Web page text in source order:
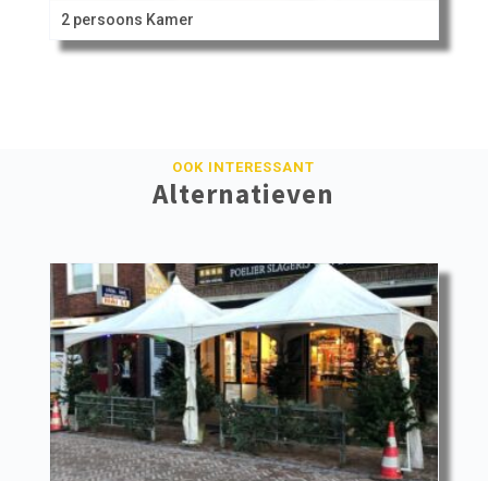
2 persoons Kamer
OOK INTERESSANT
Alternatieven